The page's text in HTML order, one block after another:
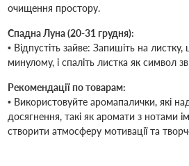
очищення простору.
Спадна Луна (20-31 грудня):
• Відпустіть зайве: Запишіть на
минулому, і спаліть листка як символ
Рекомендації по товарам:
• Використовуйте аромапалички, які
досягнення, такі як аромати з нотами
створити атмосферу мотивації та